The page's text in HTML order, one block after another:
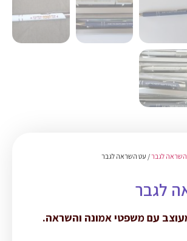
לגבר/ עט השראה לגבר
לגבר
עם משפטי אמונה והשראה.